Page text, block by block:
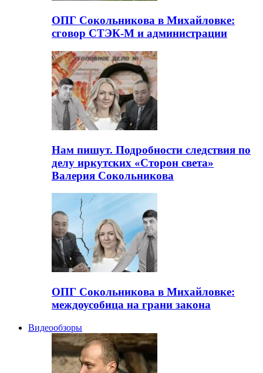
ОПГ Сокольникова в Михайловке:
сговор СТЭК-М и администрации
Нам пишут. Подробности следствия по
делу иркутских «Сторон света»
Валерия Сокольникова
ОПГ Сокольникова в Михайловке:
междоусобица на грани закона
Видеообзоры